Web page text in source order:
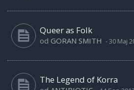
Queer as Folk
od GORAN SMITH -30 Maj
The Legend of Korra